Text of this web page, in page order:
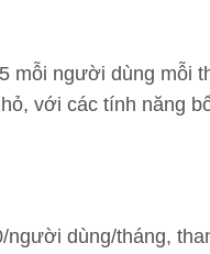
mỗi người dùng mỗi
với các tính năng
người dùng/tháng,